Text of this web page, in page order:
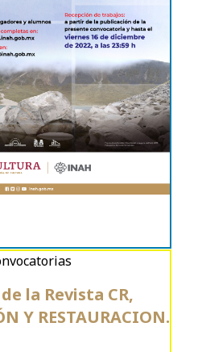
la Revista CR,
Y RESTAURACION.